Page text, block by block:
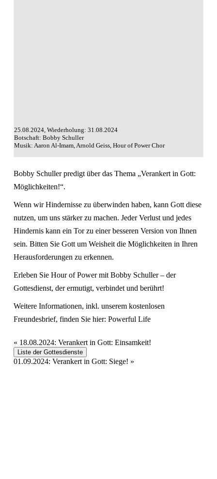
25.08.2024, Wiederholung: 31.08.2024
Botschaft: Bobby Schuller
Musik: Aaron Al-Imam, Arnold Geiss, Hour of Power Chor
Bobby Schuller predigt über das Thema „Verankert in Gott:
Möglichkeiten!“.
Wenn wir Hindernisse zu überwinden haben, kann Gott diese
nutzen, um uns stärker zu machen. Jeder Verlust und jedes
Hindernis kann ein Tor zu einer besseren Version von Ihnen
sein. Bitten Sie Gott um Weisheit die Möglichkeiten in Ihren
Herausforderungen zu erkennen.
Erleben Sie Hour of Power mit Bobby Schuller – der
Gottesdienst, der ermutigt, verbindet und berührt!
Weitere Informationen, inkl. unserem kostenlosen
Freundesbrief, finden Sie hier: Powerful Life
« 18.08.2024: Verankert in Gott: Einsamkeit!
Liste der Gottesdienste
01.09.2024: Verankert in Gott: Siege! »